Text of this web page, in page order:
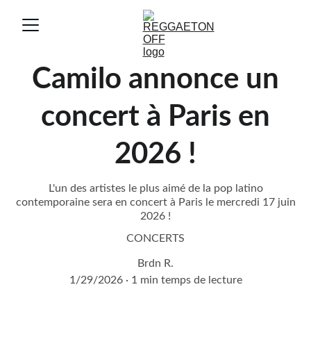
Camilo annonce un
concert à Paris en
2026 !
L'un des artistes le plus aimé de la pop latino
contemporaine sera en concert à Paris le mercredi 17 juin
2026 !
CONCERTS
Brdn R.
1/29/2026
1 min temps de lecture